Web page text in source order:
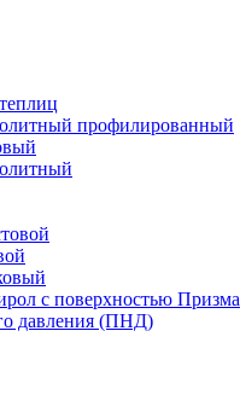
профилированный
с поверхностью Призма
давления (ПНД)